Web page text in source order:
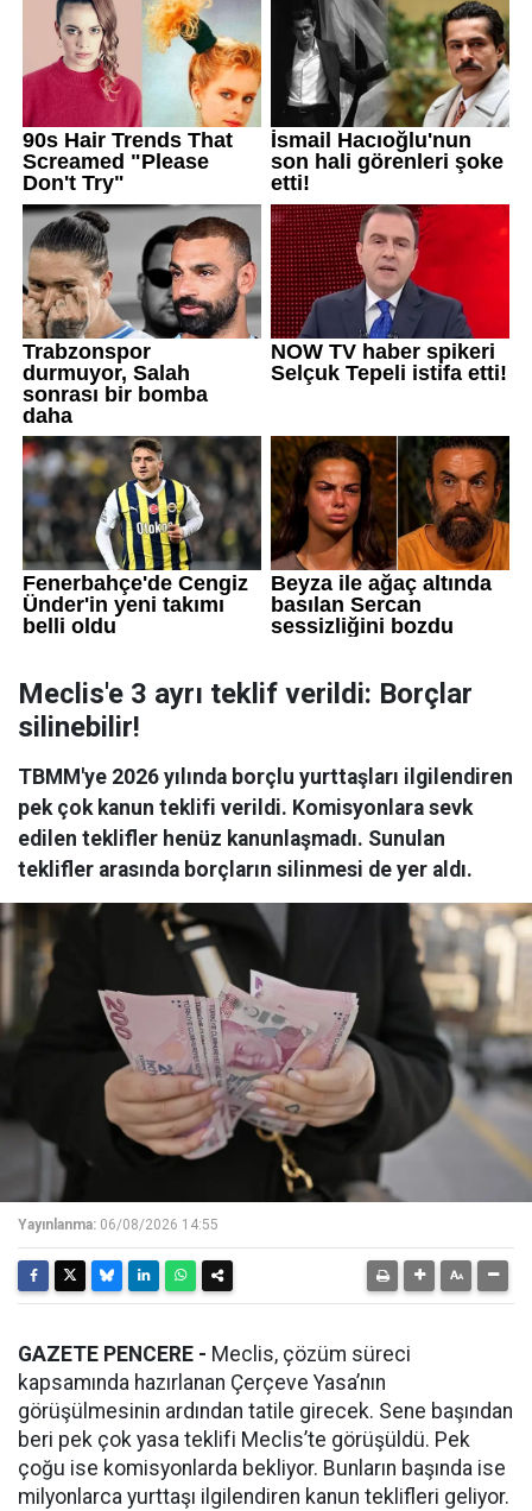
Meclis'e 3 ayrı teklif verildi: Borçlar
silinebilir!
TBMM'ye 2026 yılında borçlu yurttaşları ilgilendiren
pek çok kanun teklifi verildi. Komisyonlara sevk
edilen teklifler henüz kanunlaşmadı. Sunulan
teklifler arasında borçların silinmesi de yer aldı.
Yayınlanma: 06/08/2026 14:55
GAZETE PENCERE - Meclis, çözüm süreci
kapsamında hazırlanan Çerçeve Yasa’nın
görüşülmesinin ardından tatile girecek. Sene başından
beri pek çok yasa teklifi Meclis’te görüşüldü. Pek
çoğu ise komisyonlarda bekliyor. Bunların başında ise
milyonlarca yurttaşı ilgilendiren kanun teklifleri geliyor.